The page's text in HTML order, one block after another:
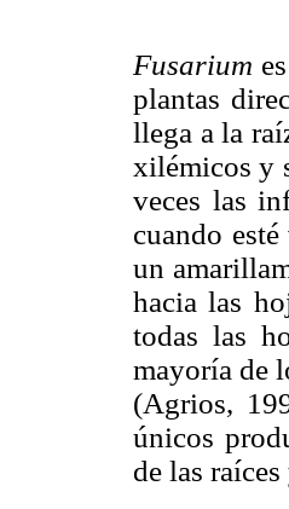
Fusarium
plantas
llega a la
xilémicos y
veces las
cuando
un
hacia las
todas las
mayoría de
(Agrios,
únicos
de las